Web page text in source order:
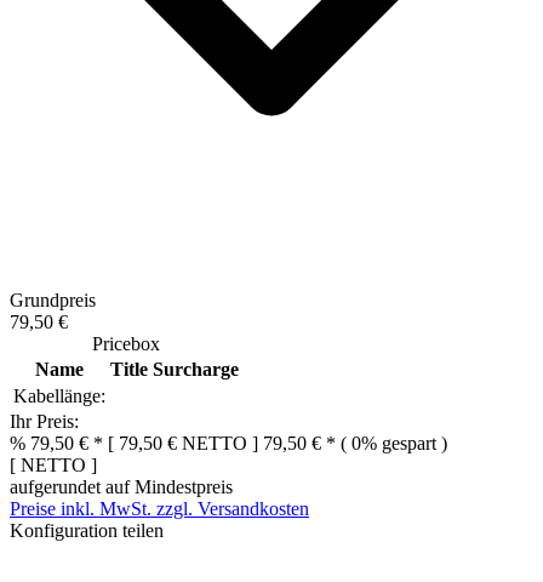
Grundpreis
79,50 €
Pricebox
Name
Title Surcharge
Kabellänge:
Ihr Preis:
% 79,50 € * [ 79,50 € NETTO ] 79,50 € * ( 0% gespart )
[ NETTO ]
aufgerundet auf Mindestpreis
Preise inkl. MwSt. zzgl. Versandkosten
Konfiguration teilen